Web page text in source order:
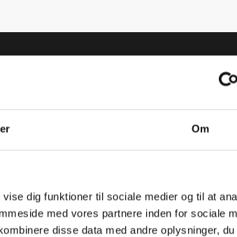
Om
dig funktioner til sociale medier og til at
med vores partnere inden for sociale
disse data med andre oplysninger,
Fotografering af
Derfor kan madbilleder naturligvis